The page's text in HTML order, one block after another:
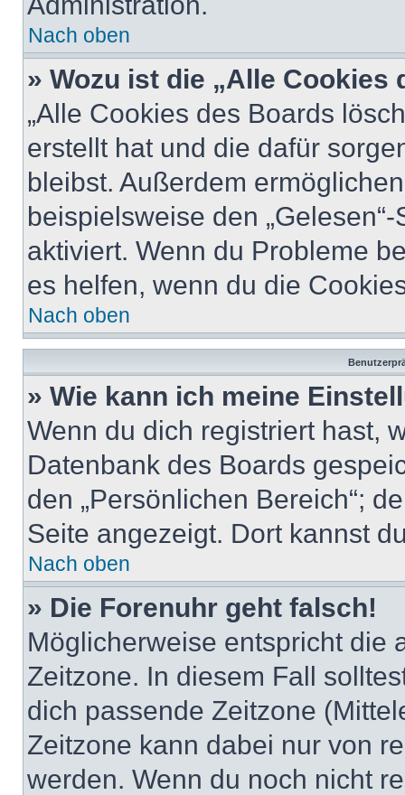
Nach oben
» Wozu ist die „Alle
„Alle Cookies des Boards
erstellt hat und die dafür
bleibst. Außerdem
beispielsweise den
aktiviert. Wenn du Probleme
es helfen, wenn du die
Nach oben
» Wie kann ich meine
Wenn du dich registriert hast,
Datenbank des Boards
den „Persönlichen Bereich“;
Seite angezeigt. Dort kannst
Nach oben
» Die Forenuhr geht falsch!
Möglicherweise entspricht die
Zeitzone. In diesem Fall
dich passende Zeitzone
Zeitzone kann dabei nur von
werden. Wenn du noch nicht